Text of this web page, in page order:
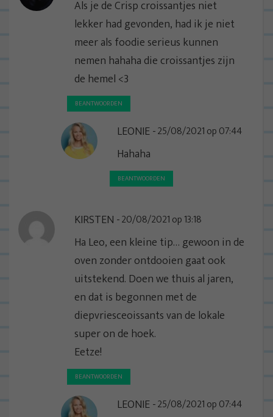
g
Als je de Crisp croissantjes niet
lekker had gevonden, had ik je niet
meer als foodie serieus kunnen
nemen hahaha die croissantjes zijn
de hemel <3
BEANTWOORDEN
LEONIE 25/08/2021 op 07:44
Hahaha
BEANTWOORDEN
KIRSTEN 20/08/2021 op 13:18
Ha Leo, een kleine tip… gewoon in de
oven zonder ontdooien gaat ook
uitstekend. Doen we thuis al jaren,
en dat is begonnen met de
diepvriesceoissants van de lokale
super on de hoek.
Eetze!
BEANTWOORDEN
LEONIE 25/08/2021 op 07:44